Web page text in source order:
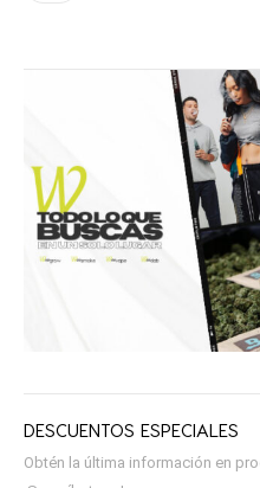
DESCUENTOS ESPECIALES
Obtén la última información en